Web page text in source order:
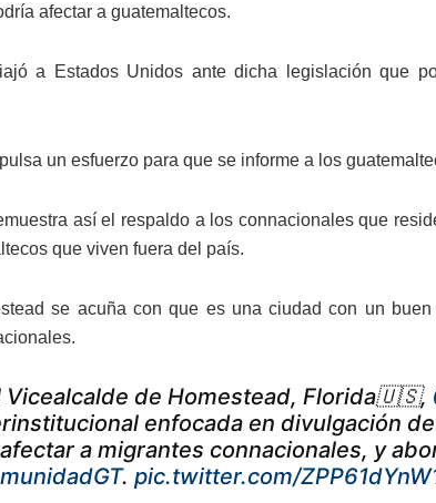
afectar a guatemaltecos.
a Estados Unidos ante dicha legislación que
un esfuerzo para que se informe a los
así el respaldo a los connacionales que
que viven fuera del país.
se acuña con que es una ciudad con un
Vicealcalde de Homestead, Florida🇺🇸,
enfocada en divulgación
a migrantes connacionales, y
. pic.twitter.com/